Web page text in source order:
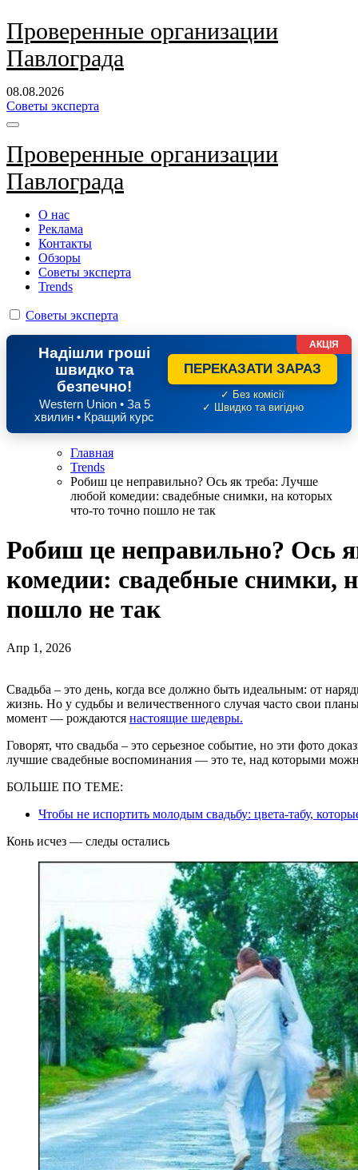
Перейти
к
содержанию
Проверенные организации
Павлограда
08.08.2026
Советы эксперта
Проверенные организации
Павлограда
О нас
Реклама
Контакты
Обзоры
Советы эксперта
Trends
Советы эксперта
Надішли гроші
швидко та
безпечно!
Western Union • За 5
хвилин • Кращий курс
ПЕРЕКАЗАТИ ЗАРАЗ
✓ Без комісії
✓ Швидко та вигідно
АКЦІЯ
Главная
Trends
Робиш це неправильно? Ось як треба: Лучше
любой комедии: свадебные снимки, на которых
что-то точно пошло не так
Робиш це неправильно? Ось
комедии: свадебные снимки,
пошло не так
Апр 1, 2026
Свадьба – это день, когда все должно быть идеальным: от нарядного платья до фотографий, которые остаются на всю
жизнь. Но у судьбы и величественного случая часто свои
момент — рождаются настоящие шедевры.
Говорят, что свадьба – это серьезное событие, но эти фото
лучшие свадебные воспоминания — это те, над которыми
БОЛЬШЕ ПО ТЕМЕ:
Чтобы не испортить молодым свадьбу: цвета-табу,
Конь исчез — следы остались